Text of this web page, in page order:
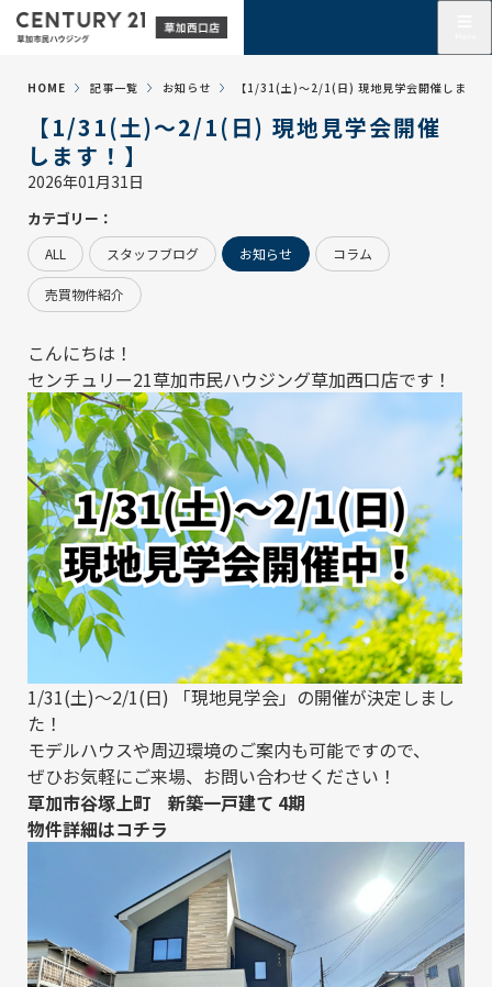
HOME 記事一覧 お知らせ 【1/31(土)～2/1(日) 現地見学会開催します
【1/31(土)～2/1(日) 現地見学会開催
します！】
2026年01月31日
カテゴリー：
ALL スタッフブログ お知らせ コラム
売買物件紹介
こんにちは！
センチュリー21草加市民ハウジング草加西口店です！
1/31(土)～2/1(日) 「現地見学会」の開催が決定しまし
た！
モデルハウスや周辺環境のご案内も可能ですので、
ぜひお気軽にご来場、お問い合わせください！
草加市谷塚上町 新築一戸建て 4期
物件詳細はコチラ